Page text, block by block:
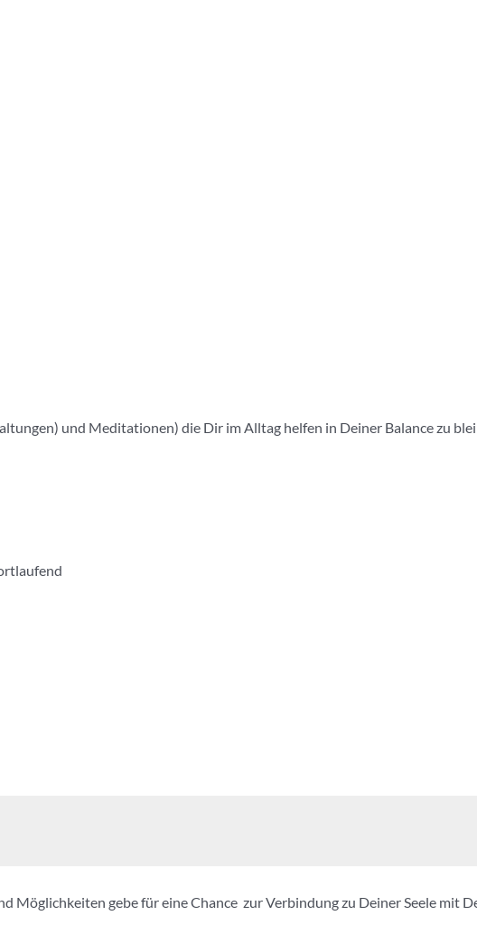
und Meditationen) die Dir im Alltag helfen in Deiner Balance zu
Möglichkeiten gebe für eine Chance zur Verbindung zu Deiner Seele mit